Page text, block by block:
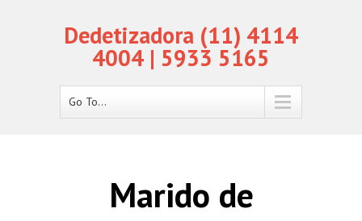
Dedetizadora (11) 4114
4004 | 5933 5165
Go To...
Marido de